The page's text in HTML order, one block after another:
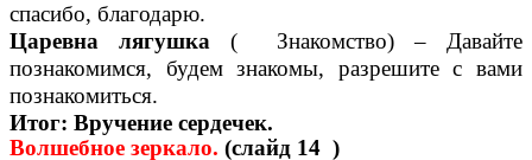
спасибо, благодарю.
Царевна лягушка( Знакомство) – Давайте
познакомимся, будем знакомы, разрешите с вами
познакомиться.
Итог: Вручение сердечек.
Волшебное зеркало. (слайд 14 )